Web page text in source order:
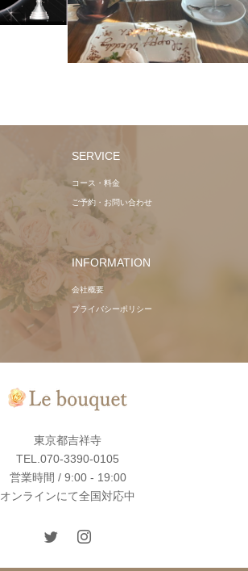
SERVICE
コース・料金
ご予約・お問い合わせ
INFORMATION
会社概要
プライバシーポリシー
東京都吉祥寺
TEL.070-3390-0105
営業時間 / 9:00 - 19:00
オンラインにて全国対応中